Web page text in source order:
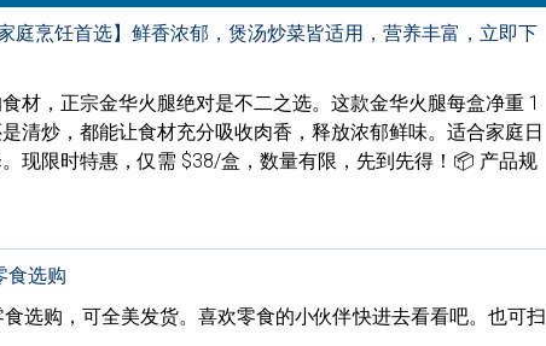
庭烹饪首选】鲜香浓郁，煲汤炒菜皆适用，营养丰富，立即下
材，正宗金华火腿绝对是不二之选。这款金华火腿每盒净重 1
清炒，都能让食材充分吸收肉香，释放浓郁鲜味。适合家庭日
现限时特惠，仅需 $38/盒，数量有限，先到先得！📦 产品规
食选购
选购，可全美发货。喜欢零食的小伙伴快进去看看吧。也可扫